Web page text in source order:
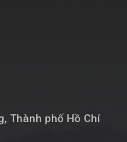
Thành phố Hồ Chí